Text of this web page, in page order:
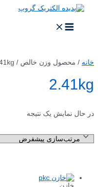
پرش
MAIN
MENU
خانه / محصول وزن خالص / 2.41kg
2.41kg
در حال نمایش یک نتیجه